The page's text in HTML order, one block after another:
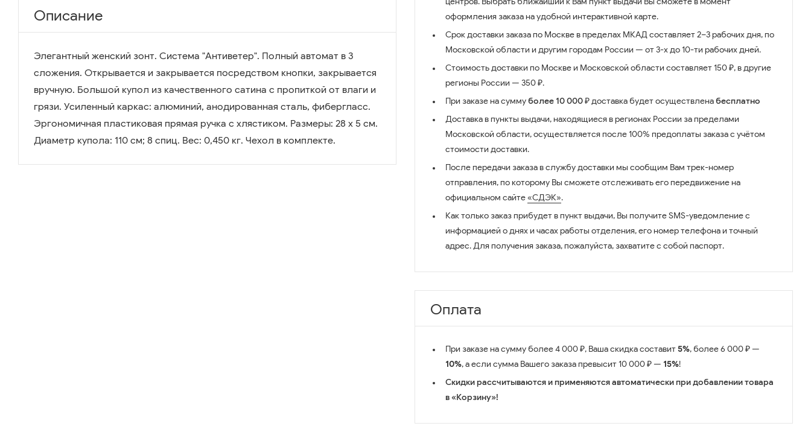
Описание
Элегантный женский зонт. Система "Антиветер". Полный автомат в 3
сложения. Открывается и закрывается посредством кнопки, закрывается
вручную. Большой купол из качественного сатина с пропиткой от влаги и
грязи. Усиленный каркас: алюминий, анодированная сталь, фибергласс.
Эргономичная пластиковая прямая ручка с хлястиком. Размеры: 28 x 5 см.
Диаметр купола: 110 см; 8 спиц. Вес: 0,450 кг. Чехол в комплекте.
оформления заказа на удобной интерактивной карте.
Срок доставки заказа по Москве в пределах МКАД составляет 2–3 рабочих дня, по
Московской области и другим городам России — от 3-х до 10-ти рабочих дней.
Стоимость доставки по Москве и Московской области составляет 150 ₽, в другие
регионы России — 350 ₽.
При заказе на суммуболее 10 000 ₽доставка будет осуществленабесплатно
Доставка в пункты выдачи, находящиеся в регионах России за пределами
Московской области, осуществляется после 100% предоплаты заказа с учётом
стоимости доставки.
После передачи заказа в службу доставки мы сообщим Вам трек-номер
отправления, по которому Вы сможете отслеживать его передвижение на
официальном сайте«СДЭК».
Как только заказ прибудет в пункт выдачи, Вы получите SMS-уведомление с
информацией о днях и часах работы отделения, его номер телефона и точный
адрес. Для получения заказа, пожалуйста, захватите с собой паспорт.
Оплата
При заказе на сумму более 4 000 ₽, Ваша скидка составит5%, более 6 000 ₽ —
10%, а если сумма Вашего заказа превысит 10 000 ₽ — 15%!
Скидки рассчитываются и применяются автоматически при добавлении товара
в «Корзину»!